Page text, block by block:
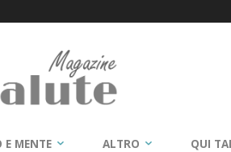
E MENTE ALTRO QUI